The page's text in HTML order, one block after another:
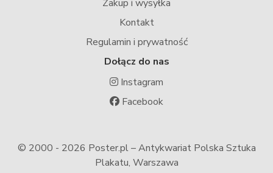
Zakup i wysyłka
Kontakt
Regulamin i prywatność
Dołącz do nas
Instagram
Facebook
© 2000 - 2026 Poster.pl – Antykwariat Polska Sztuka
Plakatu, Warszawa